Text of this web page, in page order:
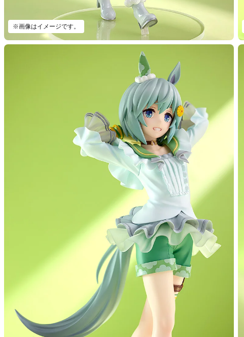
※画像はイメージです。